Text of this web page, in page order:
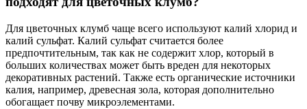
Для цветочных клумб чаще всего используют калий хлорид и
калий сульфат. Калий сульфат считается более
предпочтительным, так как не содержит хлор, который в
больших количествах может быть вреден для некоторых
декоративных растений. Также есть органические источники
калия, например, древесная зола, которая дополнительно
обогащает почву микроэлементами.